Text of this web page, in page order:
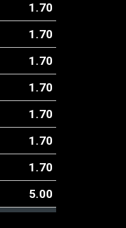
1.70
1.70
1.70
1.70
1.70
1.70
1.70
5.00